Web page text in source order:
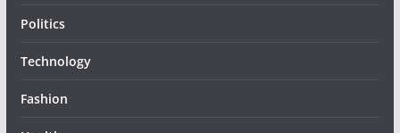
Politics
Technology
Fashion